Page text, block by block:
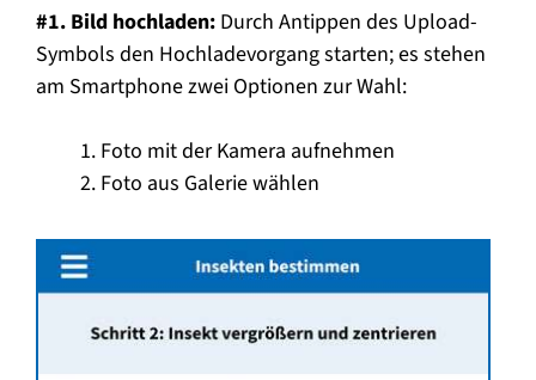
#1. Bild hochladen: Durch Antippen des Upload-
Symbols den Hochladevorgang starten; es stehen
am Smartphone zwei Optionen zur Wahl:
Foto mit der Kamera aufnehmen
Foto aus Galerie wählen